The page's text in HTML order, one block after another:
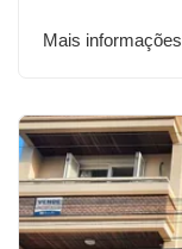
Mais informações